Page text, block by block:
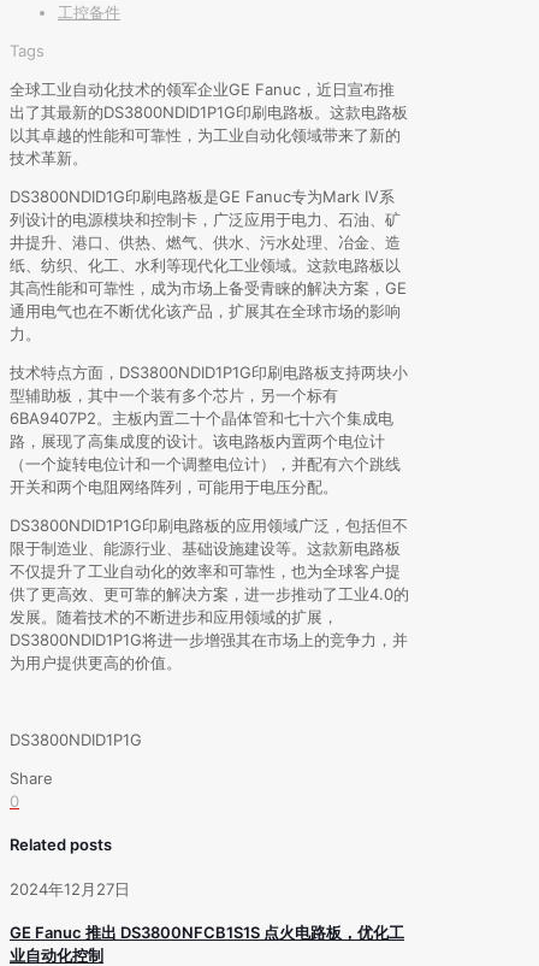
工控备件
Tags
全球工业自动化技术的领军企业GE Fanuc，近日宣布推
出了其最新的DS3800NDID1P1G印刷电路板。这款电路板
以其卓越的性能和可靠性，为工业自动化领域带来了新的
技术革新。
DS3800NDID1G印刷电路板是GE Fanuc专为Mark IV系
列设计的电源模块和控制卡，广泛应用于电力、石油、矿
井提升、港口、供热、燃气、供水、污水处理、冶金、造
纸、纺织、化工、水利等现代化工业领域。这款电路板以
其高性能和可靠性，成为市场上备受青睐的解决方案，GE
通用电气也在不断优化该产品，扩展其在全球市场的影响
力。
技术特点方面，DS3800NDID1P1G印刷电路板支持两块小
型辅助板，其中一个装有多个芯片，另一个标有
6BA9407P2。主板内置二十个晶体管和七十六个集成电
路，展现了高集成度的设计。该电路板内置两个电位计
（一个旋转电位计和一个调整电位计），并配有六个跳线
开关和两个电阻网络阵列，可能用于电压分配。
DS3800NDID1P1G印刷电路板的应用领域广泛，包括但不
限于制造业、能源行业、基础设施建设等。这款新电路板
不仅提升了工业自动化的效率和可靠性，也为全球客户提
供了更高效、更可靠的解决方案，进一步推动了工业4.0的
发展。随着技术的不断进步和应用领域的扩展，
DS3800NDID1P1G将进一步增强其在市场上的竞争力，并
为用户提供更高的价值。
DS3800NDID1P1G
Share
0
Related posts
2024年12月27日
GE Fanuc 推出 DS3800NFCB1S1S 点火电路板，优化工
业自动化控制